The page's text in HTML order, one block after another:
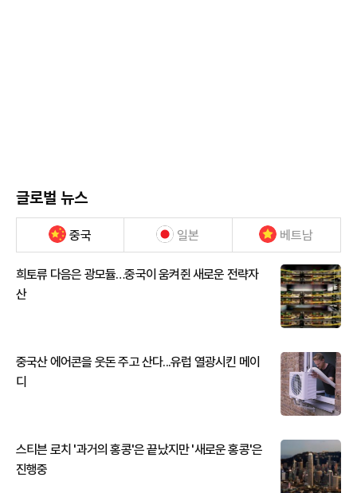
글로벌 뉴스
중국 일본 베트남
희토류 다음은 광모듈…중국이 움켜쥔 새로운 전략자
산
중국산 에어콘을 웃돈 주고 산다...유럽 열광시킨 메이
디
스티븐 로치 '과거의 홍콩'은 끝났지만 '새로운 홍콩'은
진행중